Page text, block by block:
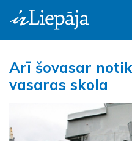
Arī šovasar
vasaras skola